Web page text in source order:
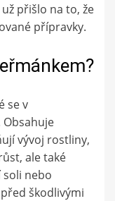
přišlo na to, že
přípravky.
se v
vývoj rostliny,
ale také
soli nebo
škodlivými